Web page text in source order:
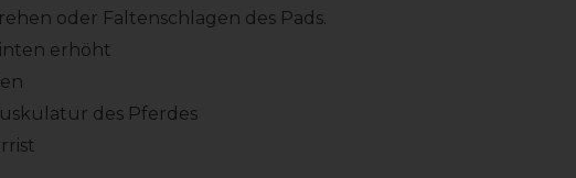
oder Faltenschlagen des Pads.
erhöht
des Pferdes